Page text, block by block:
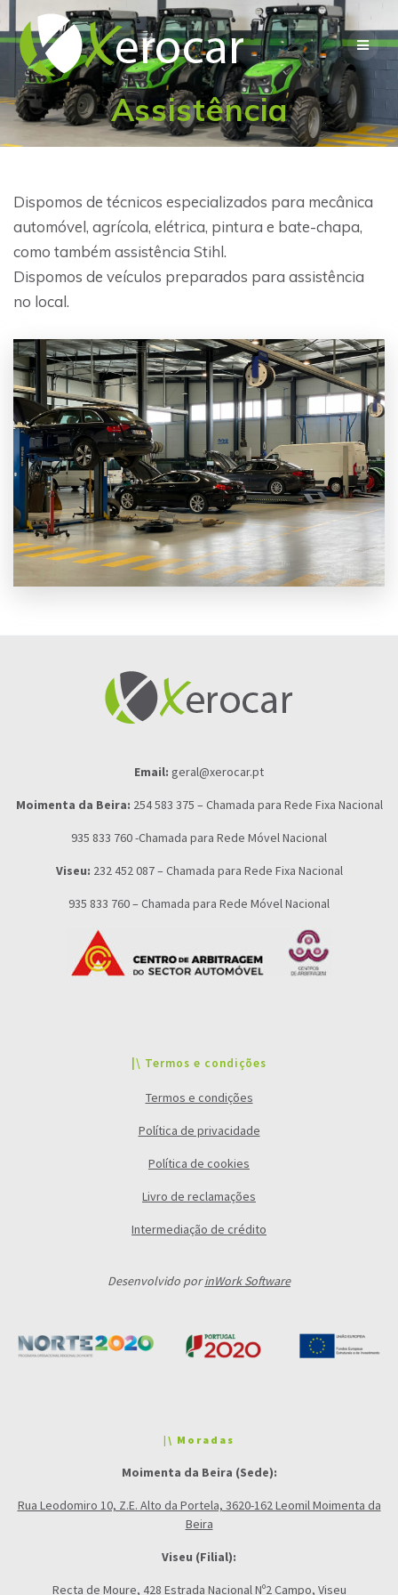
Skip
to
content
Assistência
Dispomos de técnicos especializados para mecânica
automóvel, agrícola, elétrica, pintura e bate-chapa,
como também assistência Stihl.
Dispomos de veículos preparados para assistência
no local.
Email: geral@xerocar.pt
Moimenta da Beira: 254 583 375 – Chamada para Rede Fixa Nacional
935 833 760 -Chamada para Rede Móvel Nacional
Viseu: 232 452 087 – Chamada para Rede Fixa Nacional
935 833 760 – Chamada para Rede Móvel Nacional
|\ Termos e condições
Termos e condições
Política de privacidade
Política de cookies
Livro de reclamações
Intermediação de crédito
Desenvolvido porinWork Software
|\ Moradas
Moimenta da Beira (Sede):
Rua Leodomiro 10, Z.E. Alto da Portela, 3620-162 Leomil Moimenta da
Beira
Viseu (Filial):
Recta de Moure, 428 Estrada Nacional Nº2 Campo, Viseu